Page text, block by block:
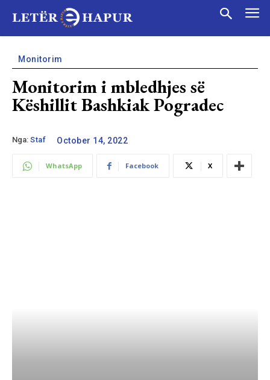
Monitorim
Monitorim i mbledhjes së
Këshillit Bashkiak Pogradec
Nga: Staf October 14, 2022
WhatsApp Facebook X